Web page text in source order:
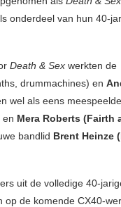
onderdeel van hun 40-
Death & Sex werkten de
drummachines) en
wel als eens
en Mera Roberts (Fairth
bandlid Brent Heinze
uit de volledige 40-
op de komende CX40-